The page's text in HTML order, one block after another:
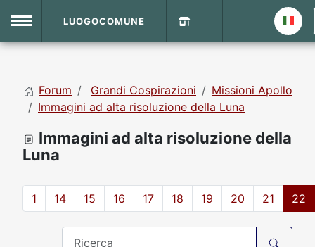
Home
DVD Shop
Sito
LUOGOCOMUNE
Forum Grandi Cospirazioni
Missioni Apollo
Immagini ad alta risoluzione della Luna
Immagini ad alta risoluzione della
Luna
1 14 15 16 17 18 19 20 21 22